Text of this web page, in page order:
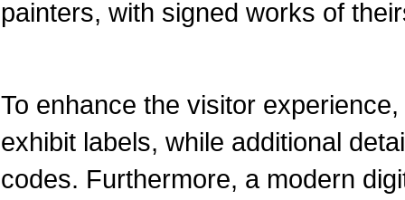
painters, with signed works of
To enhance the visitor
exhibit labels, while additional
codes. Furthermore, a modern